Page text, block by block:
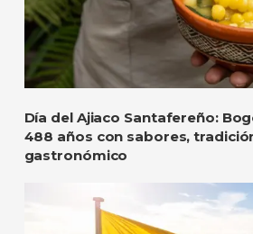
Día del Ajiaco Santafereño:
488 años con sabores,
gastronómico